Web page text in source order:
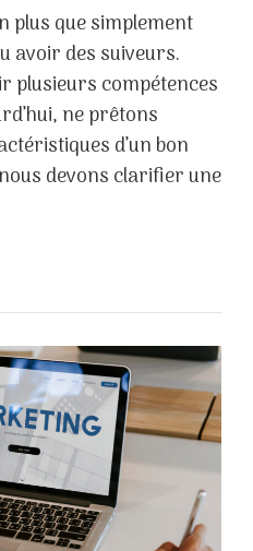
plus que simplement
avoir des suiveurs.
plusieurs compétences
ne prêtons
d’un bon
devons clarifier une